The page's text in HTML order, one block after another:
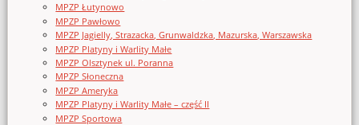
MPZP Łutynowo
MPZP Pawłowo
MPZP Jagielly, Strazacka, Grunwaldzka, Mazurska, Warszawska
MPZP Platyny i Warlity Małe
MPZP Olsztynek ul. Poranna
MPZP Słoneczna
MPZP Ameryka
MPZP Platyny i Warlity Małe – część II
MPZP Sportowa